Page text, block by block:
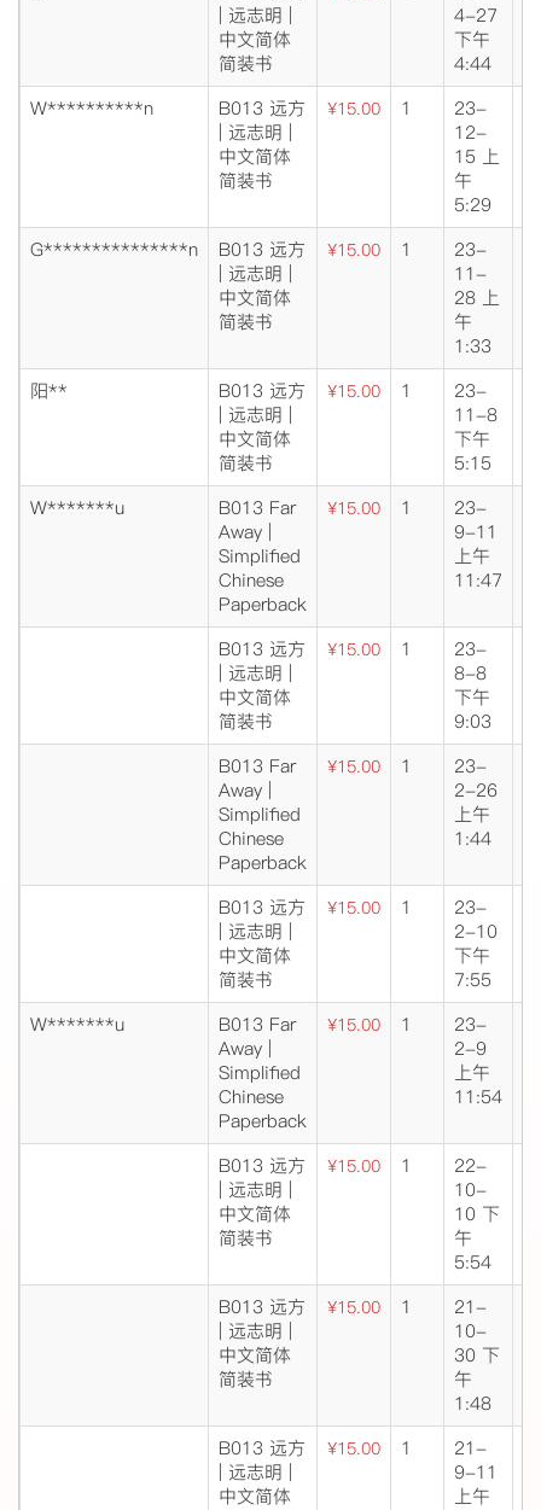
| 远志明 |
中文简体
简装书
4-27
下午
4:44
W**********n
B013 远方
| 远志明 |
中文简体
简装书
¥15.00 1
23-
12-
15 上
午
5:29
G***************n
B013 远方
| 远志明 |
中文简体
简装书
¥15.00 1
23-
11-
28 上
午
1:33
阳**
B013 远方
| 远志明 |
中文简体
简装书
¥15.00 1
23-
11-8
下午
5:15
W*******u
B013 Far
Away |
Simplified
Chinese
Paperback
¥15.00 1
23-
9-11
上午
11:47
B013 远方
| 远志明 |
中文简体
简装书
¥15.00 1
23-
8-8
下午
9:03
B013 Far
Away |
Simplified
Chinese
Paperback
¥15.00 1
23-
2-26
上午
1:44
B013 远方
| 远志明 |
中文简体
简装书
¥15.00 1
23-
2-10
下午
7:55
W*******u
B013 Far
Away |
Simplified
Chinese
Paperback
¥15.00 1
23-
2-9
上午
11:54
B013 远方
| 远志明 |
中文简体
简装书
¥15.00 1
22-
10-
10 下
午
5:54
B013 远方
| 远志明 |
中文简体
简装书
¥15.00 1
21-
10-
30 下
午
1:48
B013 远方
| 远志明 |
中文简体
¥15.00 1
21-
9-11
上午